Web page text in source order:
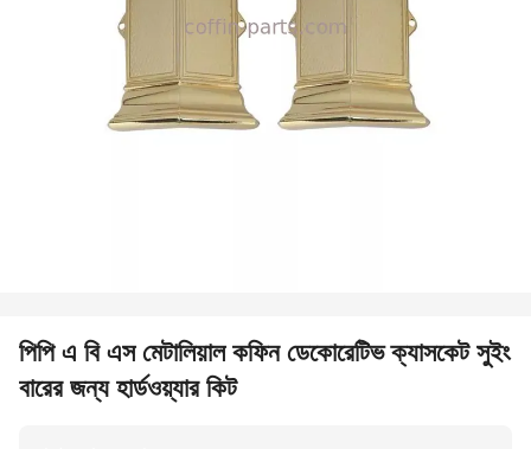
পিপি এ বি এস মেটালিয়াল কফিন ডেকোরেটিভ ক্যাসকেট সুইং
বারের জন্য হার্ডওয়্যার কিট